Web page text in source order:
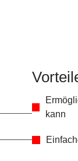
kann